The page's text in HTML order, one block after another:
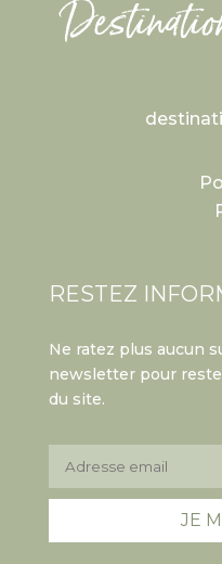
RESTEZ
Ne ratez plus aucun
newsletter pour
du site.